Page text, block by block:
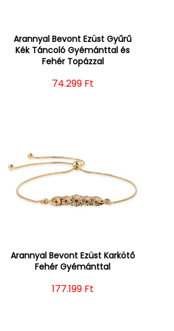
Arannyal Bevont Ezüst Gyűrű
Kék Táncoló Gyémánttal és
Fehér Topázzal
Normál ár
74.299 Ft
Arannyal Bevont Ezüst Karkötő
Fehér Gyémánttal
Normál ár
177.199 Ft